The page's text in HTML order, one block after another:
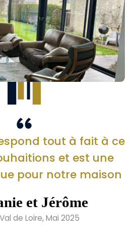
tout à fait à ce
et est une
pour notre maison
et Jérôme
de Loire, Mai 2025